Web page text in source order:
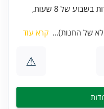
העבודה היא במשמרות (6 משמרות בשבוע של 8 שעות,
של החנות)... קרא עוד
⚠